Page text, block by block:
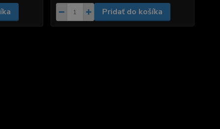
Pridať do košíka